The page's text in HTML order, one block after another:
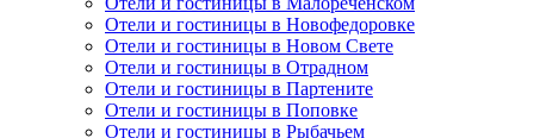
Отели и гостиницы в Новофедоровке
Отели и гостиницы в Новом Свете
Отели и гостиницы в Отрадном
Отели и гостиницы в Партените
Отели и гостиницы в Поповке
Отели и гостиницы в Рыбачьем